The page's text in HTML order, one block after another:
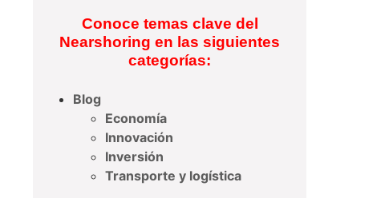
Conoce temas clave del
Nearshoring en las siguientes
categorías:
Blog
Economía
Innovación
Inversión
Transporte y logística